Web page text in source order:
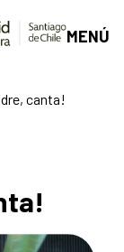
MENÚ
canta!